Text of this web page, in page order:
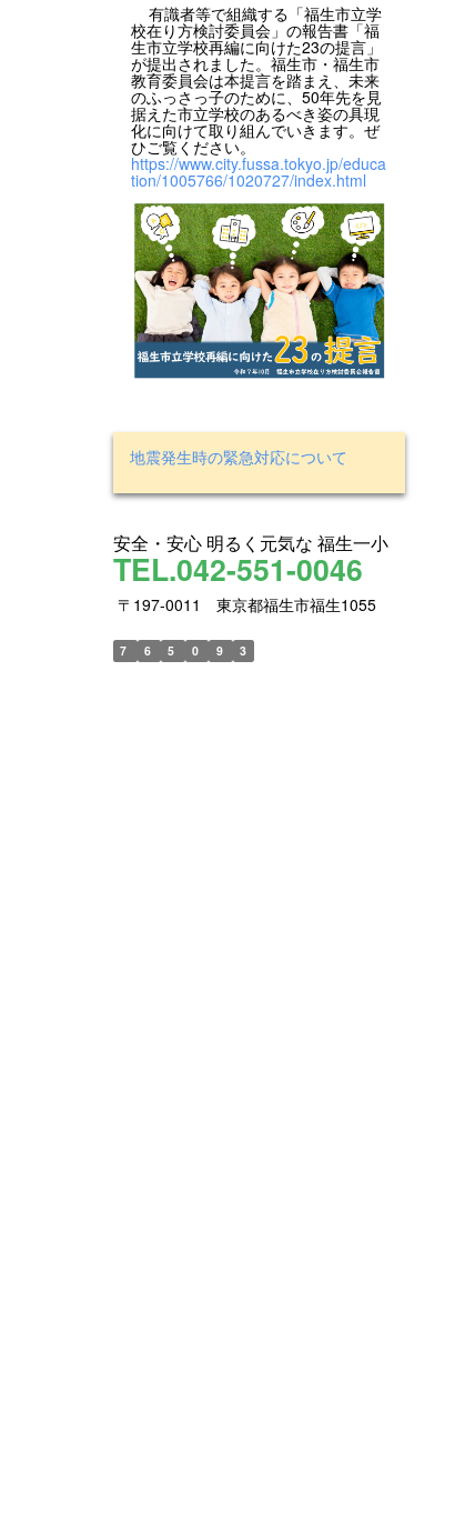
有識者等で組織する「福生市立学
校在り方検討委員会」の報告書「福
生市立学校再編に向けた23の提言」
が提出されました。福生市・福生市
教育委員会は本提言を踏まえ、未来
のふっさっ子のために、50年先を見
据えた市立学校のあるべき姿の具現
化に向けて取り組んでいきます。ぜ
ひご覧ください。
https://www.city.fussa.tokyo.jp/educa
tion/1005766/1020727/index.html
地震発生時の緊急対応について
安全・安心 明るく元気な 福生一小
TEL.042-551-0046
〒197-0011 東京都福生市福生1055
7 6 5 0 9 3